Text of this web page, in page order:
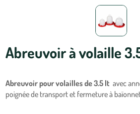
Abreuvoir à volaille
Abreuvoir pour volailles de 3.5 lt avec
poignée de transport et fermeture à